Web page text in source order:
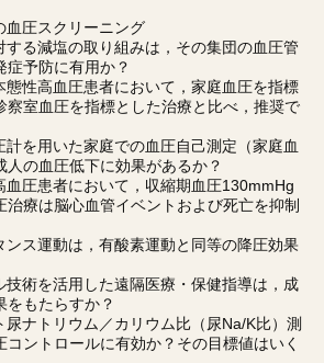
圧スクリーニング
る減塩の取り組みは，その集団の血圧管
症予防に有用か？
性高血圧患者において，家庭血圧を指標
察室血圧を指標とした治療と比べ，推奨で
を用いた家庭での血圧自己測定（家庭血
人の血圧低下に効果があるか？
圧患者において，収縮期血圧130mmHg
治療は脳心血管イベントおよび死亡を抑制
ス運動は，有酸素運動と同等の降圧効果
術を活用した遠隔医療・保健指導は，成
をもたらすか？
ナトリウム／カリウム比（尿Na/K比）測
コントロールに有効か？その目標値はいく